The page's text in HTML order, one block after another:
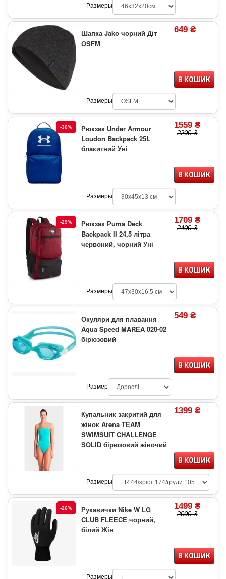
Размеры
Шапка Jako чорний Діт
OSFM
649 ₴
В КОШИК
Размеры
-30%
Рюкзак Under Armour
Loudon Backpack 25L
блакитний Уні
1559 ₴
2200 ₴
В КОШИК
Размеры
-29%
Рюкзак Puma Deck
Backpack II 24,5 літра
червоний, чорний Уні
1709 ₴
2400 ₴
В КОШИК
Размеры
Окуляри для плавання
Aqua Speed MAREA 020-02
бірюзовий
549 ₴
В КОШИК
Размер
Купальник закритий для
жінок Arena TEAM
SWIMSUIT CHALLENGE
SOLID бірюзовий жіночий
1399 ₴
В КОШИК
Размеры
-26%
Рукавички Nike W LG
CLUB FLEECE чорний,
білий Жін
1499 ₴
2000 ₴
В КОШИК
Размеры